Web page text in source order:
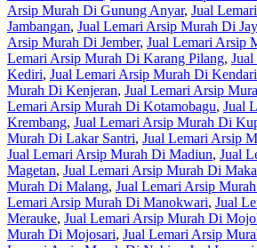
Arsip Murah Di Gunung Anyar, Jual
Jambangan, Jual Lemari Arsip Murah Di
Arsip Murah Di Jember, Jual Lemari Arsip
Lemari Arsip Murah Di Karang Pilang,
Kediri, Jual Lemari Arsip Murah Di Kendari
Murah Di Kenjeran, Jual Lemari Arsip
Lemari Arsip Murah Di Kotamobagu, Jual
Krembang, Jual Lemari Arsip Murah Di
Murah Di Lakar Santri, Jual Lemari Arsip
Jual Lemari Arsip Murah Di Madiun, Jual
Magetan, Jual Lemari Arsip Murah Di
Murah Di Malang, Jual Lemari Arsip
Lemari Arsip Murah Di Manokwari, Jual
Merauke, Jual Lemari Arsip Murah Di
Murah Di Mojosari, Jual Lemari Arsip